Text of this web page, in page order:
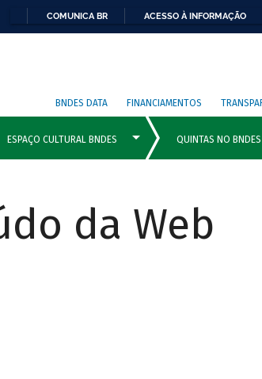
COMUNICA BR ACESSO À INFORMAÇÃO
BNDES DATA FINANCIAMENTOS
da Web